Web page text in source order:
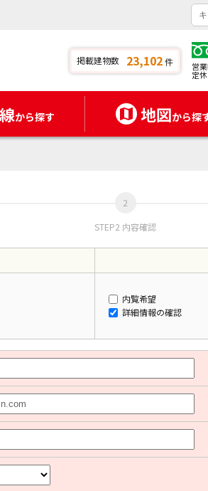
掲載建物数 23,102件 営
定
から探す 地図から探
STEP2 内容確認
内覧希望
詳細情報の確認